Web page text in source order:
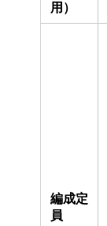
用）
編成定
員